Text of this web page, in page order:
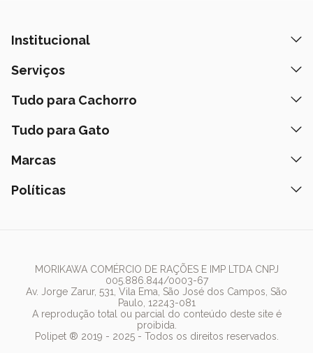
Institucional
Quem Somos
Prazos de Entrega
Fale Conosco
Lista de Desejos
Serviços
Banho e Tosa
Peça pelo Delivery
Assinatura Polipet
Tudo para Cachorro
Ração
Coleiras
Tudo para Gato
Ração
Marcas
Nexgard
Pedigree
Whiskas
Dog Chow
Royal Canin
Políticas
MORIKAWA COMÉRCIO DE RAÇÕES E IMP LTDA CNPJ
005.886.844/0003-67
Av. Jorge Zarur, 531, Vila Ema, São José dos Campos, São
Paulo, 12243-081
A reprodução total ou parcial do conteúdo deste site é
proibida.
Polipet ® 2019 - 2025 - Todos os direitos reservados.